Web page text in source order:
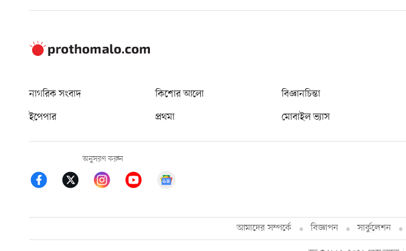
নাগরিক সংবাদ কিশোর আলো বিজ্ঞানচিন্তা
ইপেপার
প্রথমা মোবাইল ভ্যাস
অনুসরণ করুন
আমাদের সম্পর্কে বিজ্ঞাপন সার্কুলেশন